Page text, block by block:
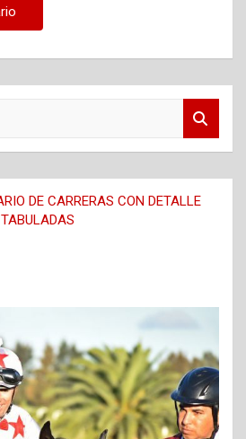
DE CARRERAS CON DETALLE